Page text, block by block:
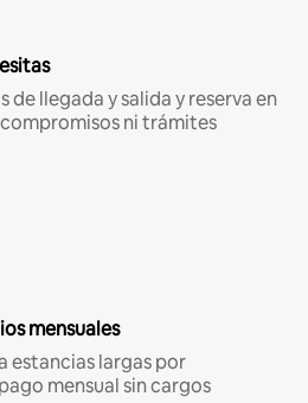
de llegada y salida y reserva en
ni trámites
mensuales
estancias largas por
mensual sin cargos